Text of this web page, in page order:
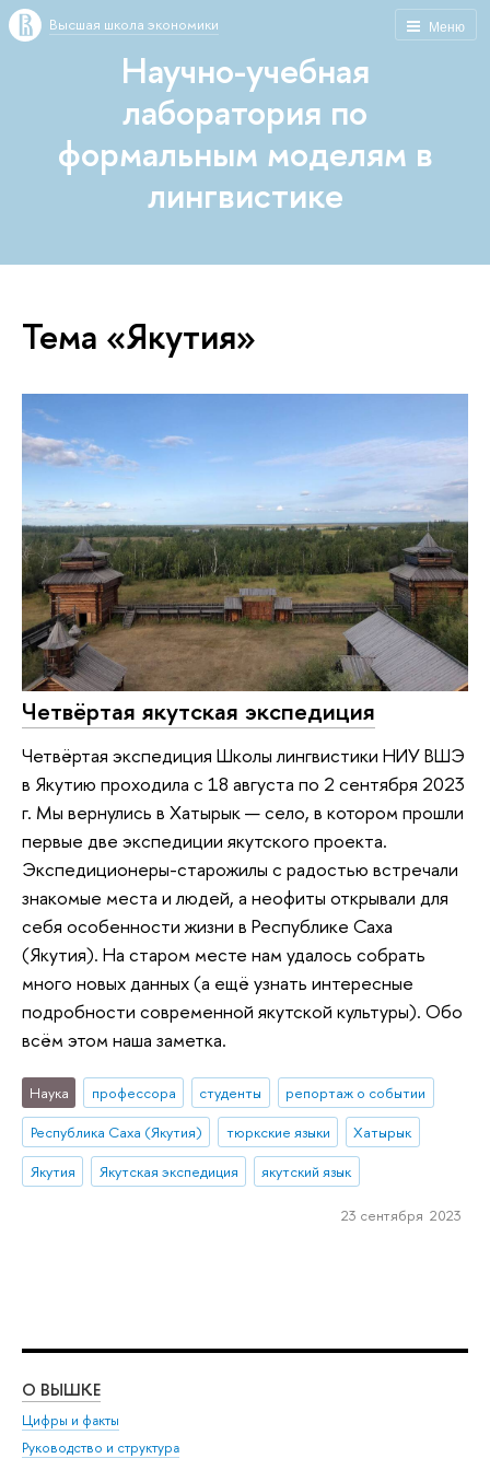
Меню
Высшая школа экономики
Научно-учебная
лаборатория по
формальным моделям в
лингвистике
Тема «Якутия»
Четвёртая якутская экспедиция
Четвёртая экспедиция Школы лингвистики НИУ ВШЭ
в Якутию проходила с 18 августа по 2 сентября 2023
г. Мы вернулись в Хатырык — село, в котором прошли
первые две экспедиции якутского проекта.
Экспедиционеры-старожилы с радостью встречали
знакомые места и людей, а неофиты открывали для
себя особенности жизни в Республике Саха
(Якутия). На старом месте нам удалось собрать
много новых данных (а ещё узнать интересные
подробности современной якутской культуры). Обо
всём этом наша заметка.
Наука профессора студенты
репортаж о событии
Республика Саха (Якутия)
тюркские языки
Хатырык
Якутия
Якутская экспедиция якутский язык
23 сентября 2023
О ВЫШКЕ
Цифры и факты
Руководство и структура